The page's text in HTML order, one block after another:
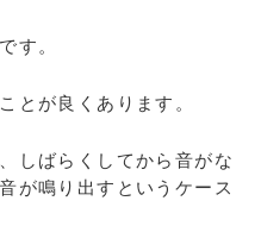
す。
とが良くあります。
しばらくしてから音がな
が鳴り出すというケース